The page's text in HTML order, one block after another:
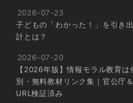
2026-07-23
子どもの「わかった！」を引き
計とは？
2026-07-20
【2026年版】情報モラル教育
別・無料教材リンク集｜官公庁
URL検証済み